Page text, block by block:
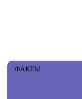
ФАКТЫ